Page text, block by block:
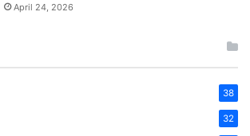
April 24, 2026
38
32